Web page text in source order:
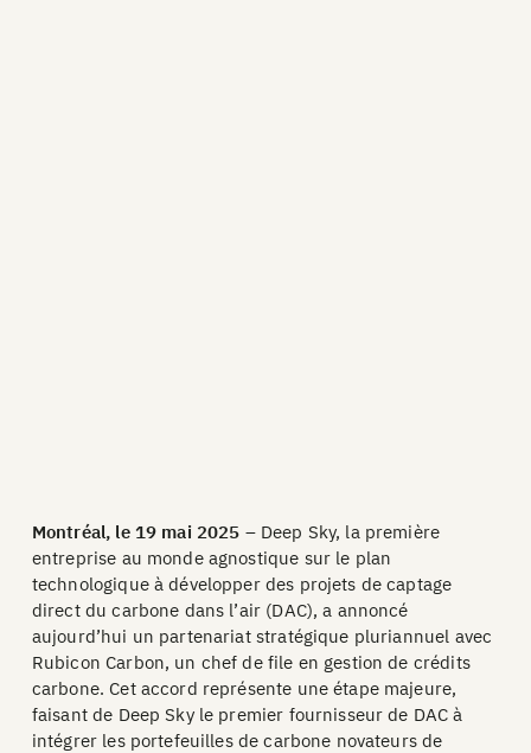
Montréal, le 19 mai 2025 – Deep Sky, la première
entreprise au monde agnostique sur le plan
technologique à développer des projets de captage
direct du carbone dans l’air (DAC), a annoncé
aujourd’hui un partenariat stratégique pluriannuel avec
Rubicon Carbon, un chef de file en gestion de crédits
carbone. Cet accord représente une étape majeure,
faisant de Deep Sky le premier fournisseur de DAC à
intégrer les portefeuilles de carbone novateurs de